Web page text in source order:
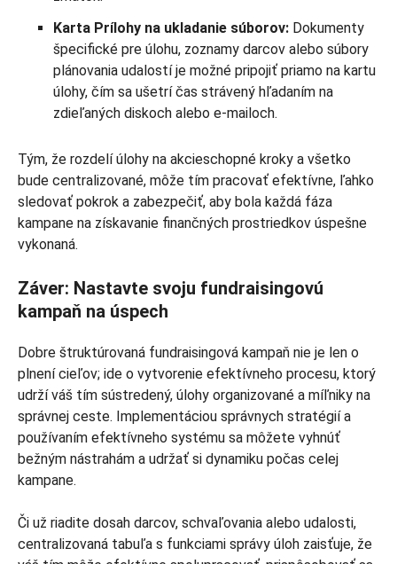
Karta Prílohy na ukladanie súborov: Dokumenty
špecifické pre úlohu, zoznamy darcov alebo súbory
plánovania udalostí je možné pripojiť priamo na kartu
úlohy, čím sa ušetrí čas strávený hľadaním na
zdieľaných diskoch alebo e-mailoch.
Tým, že rozdelí úlohy na akcieschopné kroky a všetko
bude centralizované, môže tím pracovať efektívne, ľahko
sledovať pokrok a zabezpečiť, aby bola každá fáza
kampane na získavanie finančných prostriedkov úspešne
vykonaná.
Záver: Nastavte svoju fundraisingovú
kampaň na úspech
Dobre štruktúrovaná fundraisingová kampaň nie je len o
plnení cieľov; ide o vytvorenie efektívneho procesu, ktorý
udrží váš tím sústredený, úlohy organizované a míľniky na
správnej ceste. Implementáciou správnych stratégií a
používaním efektívneho systému sa môžete vyhnúť
bežným nástrahám a udržať si dynamiku počas celej
kampane.
Či už riadite dosah darcov, schvaľovania alebo udalosti,
centralizovaná tabuľa s funkciami správy úloh zaisťuje, že